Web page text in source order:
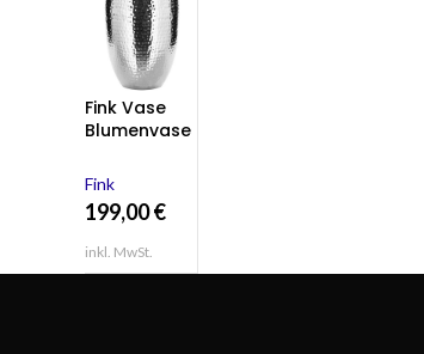
Fink Vase
Blumenvase
silber
gehämmert
AFRICA Höhe
40 cm
Fink
199,00€
inkl. MwSt.